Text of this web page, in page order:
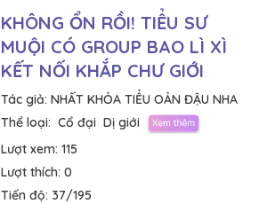
KHÔNG ỔN RỒI! TIỂU SƯ
MUỘI CÓ GROUP BAO LÌ XÌ
KẾT NỐI KHẮP CHƯ GIỚI
Tác giả: NHẤT KHỎA TIỂU OẢN ĐẬU NHA
Thể loại: Cổ đại Dị giới
Lượt xem: 115
Lượt thích: 0
Tiến độ: 37/195